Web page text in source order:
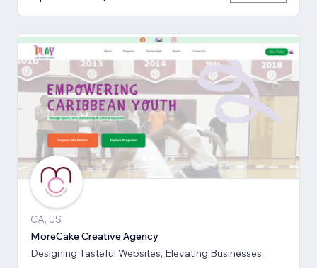
CA, US
MoreCake Creative Agency
Designing Tasteful Websites, Elevating Businesses.